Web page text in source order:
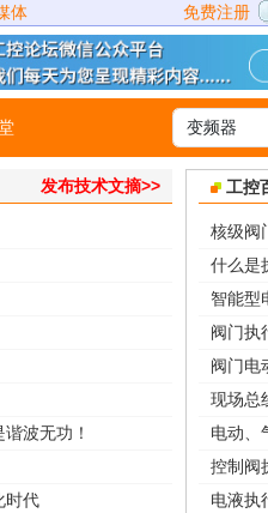
体 免费注册
发布技术文摘>>
波无功！
时代
工控
核级阀
什么是
智能型
阀门执
阀门电
电动、
控制阀
电液执